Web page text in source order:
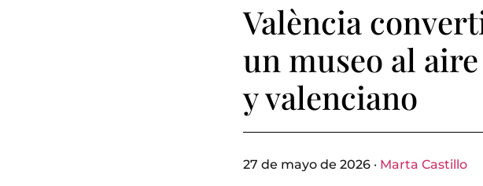
València
un museo al
y valenciano
27 de mayo de 2026 · Marta Castillo